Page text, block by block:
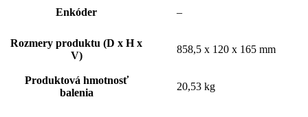
Enkóder –
Rozmery produktu (D x H x
V)
858,5 x 120 x 165 mm
Produktová hmotnosť
balenia
20,53 kg